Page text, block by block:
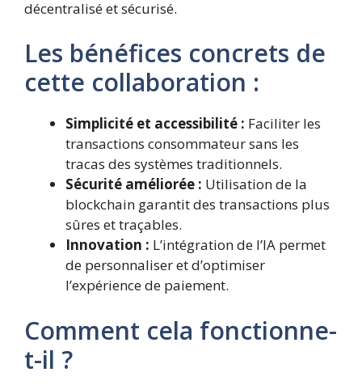
décentralisé et sécurisé.
Les bénéfices concrets de
cette collaboration :
Simplicité et accessibilité : Faciliter les
transactions consommateur sans les
tracas des systèmes traditionnels.
Sécurité améliorée : Utilisation de la
blockchain garantit des transactions plus
sûres et traçables.
Innovation : L’intégration de l’IA permet
de personnaliser et d’optimiser
l’expérience de paiement.
Comment cela fonctionne-
t-il ?